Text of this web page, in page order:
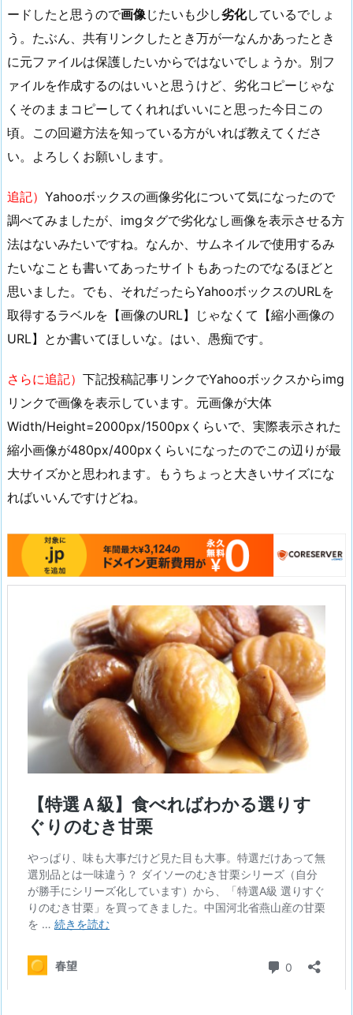
速
度
の
結
果
え
結
果
は？
ードしたと思うので画像じたいも少し劣化しているでしょ
う。たぶん、共有リンクしたとき万が一なんかあったとき
に元ファイルは保護したいからではないでしょうか。別フ
ァイルを作成するのはいいと思うけど、劣化コピーじゃな
くそのままコピーしてくれればいいにと思った今日この
頃。この回避方法を知っている方がいれば教えてくださ
い。よろしくお願いします。
追記） Yahooボックスの画像劣化について気になったので
調べてみましたが、imgタグで劣化なし画像を表示させる方
法はないみたいですね。なんか、サムネイルで使用するみ
たいなことも書いてあったサイトもあったのでなるほどと
思いました。でも、それだったらYahooボックスのURLを
取得するラベルを【画像のURL】じゃなくて【縮小画像の
URL】とか書いてほしいな。はい、愚痴です。
さらに追記） 下記投稿記事リンクでYahooボックスからimg
リンクで画像を表示しています。元画像が大体
Width/Height=2000px/1500pxくらいで、実際表示された
縮小画像が480px/400pxくらいになったのでこの辺りが最
大サイズかと思われます。もうちょっと大きいサイズにな
ればいいんですけどね。